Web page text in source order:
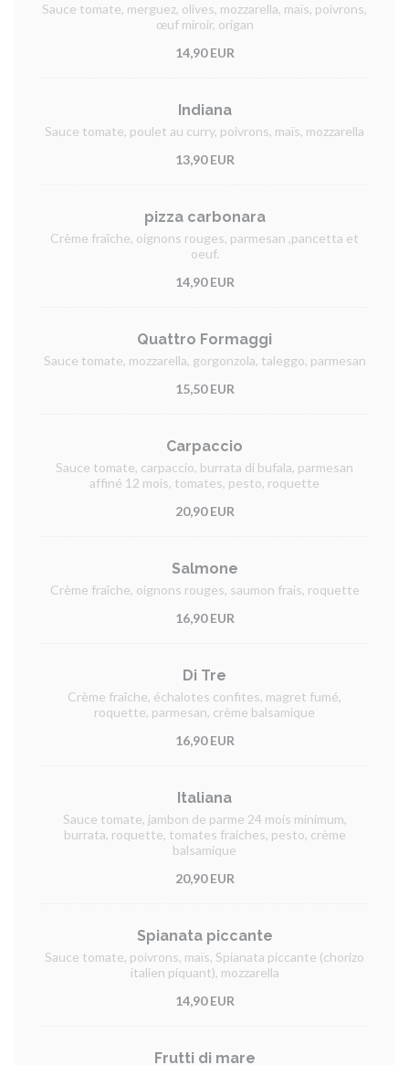
Sauce tomate, merguez, olives, mozzarella, maïs, poivrons,
œuf miroir, origan
14,90 EUR
Indiana
Sauce tomate, poulet au curry, poivrons, maïs, mozzarella
13,90 EUR
pizza carbonara
Crème fraîche, oignons rouges, parmesan ,pancetta et
oeuf.
14,90 EUR
Quattro Formaggi
Sauce tomate, mozzarella, gorgonzola, taleggo, parmesan
15,50 EUR
Carpaccio
Sauce tomate, carpaccio, burrata di bufala, parmesan
affiné 12 mois, tomates, pesto, roquette
20,90 EUR
Salmone
Crème fraîche, oignons rouges, saumon frais, roquette
16,90 EUR
Di Tre
Crème fraîche, échalotes confites, magret fumé,
roquette, parmesan, crème balsamique
16,90 EUR
Italiana
Sauce tomate, jambon de parme 24 mois minimum,
burrata, roquette, tomates fraiches, pesto, crème
balsamique
20,90 EUR
Spianata piccante
Sauce tomate, poivrons, maïs, Spianata piccante (chorizo
italien piquant), mozzarella
14,90 EUR
Frutti di mare